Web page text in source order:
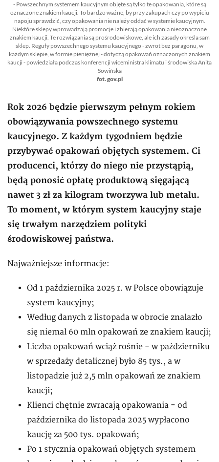
- Powszechnym systemem kaucyjnym objęte są tylko te opakowania, które są
oznaczone znakiem kaucji. To bardzo ważne, by przy zakupach czy po wypiciu
napoju sprawdzić, czy opakowania nie należy oddać w systemie kaucyjnym.
Niektóre sklepy wprowadzają promocje i zbierają opakowania nieoznaczone
znakiem kaucji. Te rozwiązania są prośrodowiskowe, ale ich zasady określa sam
sklep. Reguły powszechnego systemu kaucyjnego - zwrot bez paragonu, w
każdym sklepie, w formie pieniężnej - dotyczą opakowań oznaczonych znakiem
kaucji - powiedziała podczas konferencji wiceministra klimatu i środowiska Anita
Sowińska
fot. gov.pl
Rok 2026 będzie pierwszym pełnym rokiem
obowiązywania powszechnego systemu
kaucyjnego. Z każdym tygodniem będzie
przybywać opakowań objętych systemem. Ci
producenci, którzy do niego nie przystąpią,
będą ponosić opłatę produktową sięgającą
nawet 3 zł za kilogram tworzywa lub metalu.
To moment, w którym system kaucyjny staje
się trwałym narzędziem polityki
środowiskowej państwa.
Najważniejsze informacje:
Od 1 października 2025 r. w Polsce obowiązuje
system kaucyjny;
Według danych z listopada w obrocie znalazło
się niemal 60 mln opakowań ze znakiem kaucji;
Liczba opakowań wciąż rośnie - w październiku
w sprzedaży detalicznej było 85 tys., a w
listopadzie już 2,5 mln opakowań ze znakiem
kaucji;
Klienci chętnie zwracają opakowania - od
października do listopada 2025 wypłacono
kaucję za 500 tys. opakowań;
Po 1 stycznia opakowań objętych systemem